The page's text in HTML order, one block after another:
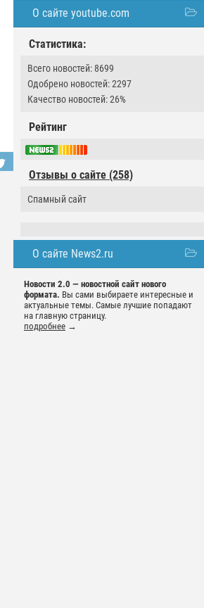
О сайте youtube.com
Статистика:
Всего новостей: 8699
Одобрено новостей: 2297
Качество новостей: 26%
Рейтинг
Отзывы о сайте (258)
Спамный сайт
О сайте News2.ru
Новости 2.0 — новостной сайт нового
формата. Вы сами выбираете интересные и
актуальные темы. Самые лучшие попадают
на главную страницу.
подробнее →